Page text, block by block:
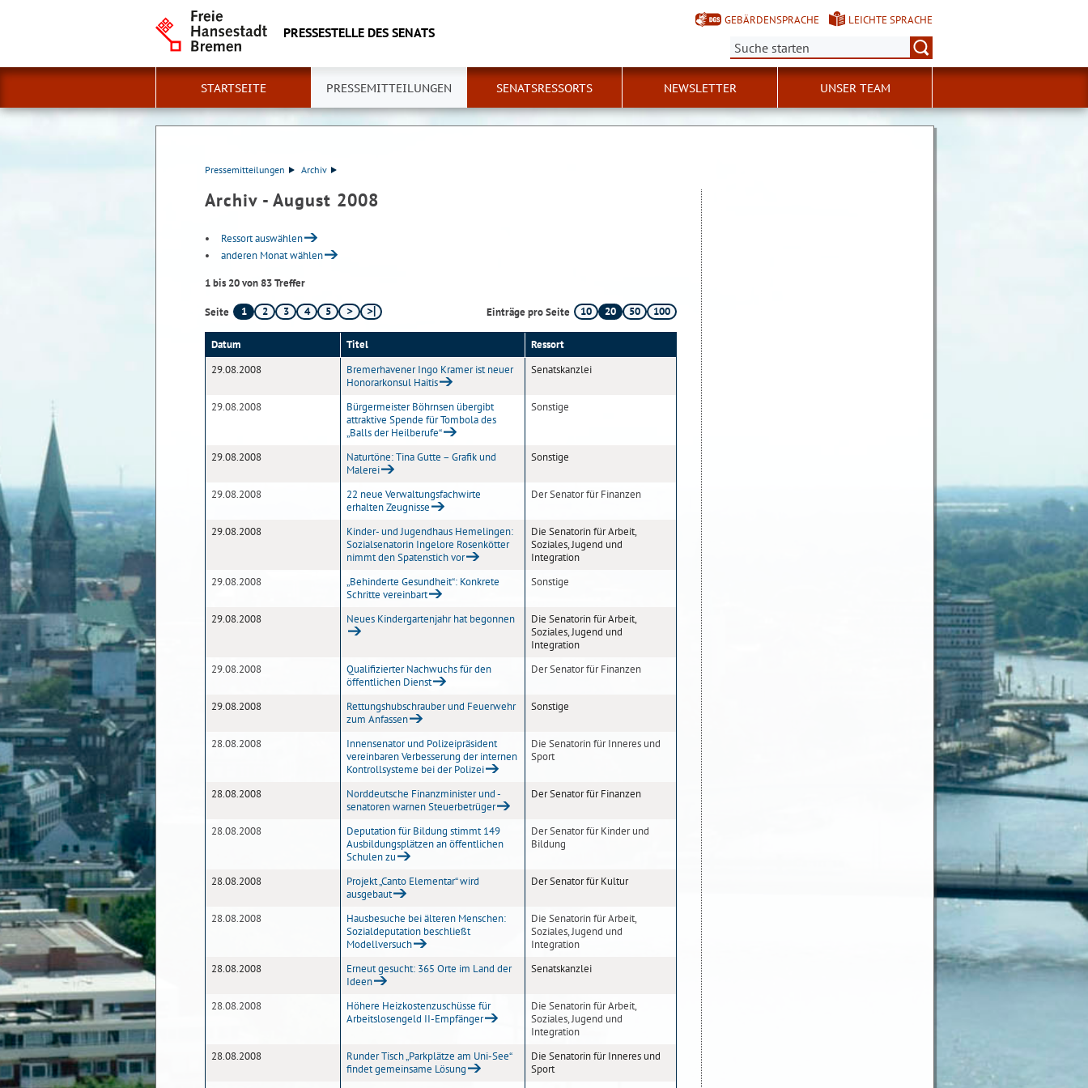
PRESSESTELLE DES SENATS
GEBÄRDENSPRACHE
LEICHTE SPRACHE
Suche:
STARTSEITE PRESSEMITTEILUNGEN SENATSRESSORTS NEWSLETTER UNSER TEAM
Pressemitteilungen Archiv
Archiv - August 2008
Ressort auswählen
anderen Monat wählen
1 bis 20 von 83 Treffer
Seite 1 2 3 4 5 Einträge pro Seite 10 20 50 100
Datum Titel
Ressort
29.08.2008
Bremerhavener Ingo Kramer ist neuer
Honorarkonsul Haitis
Senatskanzlei
29.08.2008
Bürgermeister Böhrnsen übergibt
attraktive Spende für Tombola des
„Balls der Heilberufe“
Sonstige
29.08.2008
Naturtöne: Tina Gutte – Grafik und
Malerei
Sonstige
29.08.2008
22 neue Verwaltungsfachwirte
erhalten Zeugnisse
Der Senator für Finanzen
29.08.2008
Kinder- und Jugendhaus Hemelingen:
Sozialsenatorin Ingelore Rosenkötter
nimmt den Spatenstich vor
Die Senatorin für Arbeit,
Soziales, Jugend und
Integration
29.08.2008
„Behinderte Gesundheit“: Konkrete
Schritte vereinbart
Sonstige
29.08.2008 Neues Kindergartenjahr hat begonnen
Die Senatorin für Arbeit,
Soziales, Jugend und
Integration
29.08.2008
Qualifizierter Nachwuchs für den
öffentlichen Dienst
Der Senator für Finanzen
29.08.2008
Rettungshubschrauber und Feuerwehr
zum Anfassen
Sonstige
28.08.2008
Innensenator und Polizeipräsident
vereinbaren Verbesserung der internen
Kontrollsysteme bei der Polizei
Die Senatorin für Inneres und
Sport
28.08.2008
Norddeutsche Finanzminister und -
senatoren warnen Steuerbetrüger
Der Senator für Finanzen
28.08.2008
Deputation für Bildung stimmt 149
Ausbildungsplätzen an öffentlichen
Schulen zu
Der Senator für Kinder und
Bildung
28.08.2008
Projekt „Canto Elementar“ wird
ausgebaut
Der Senator für Kultur
28.08.2008
Hausbesuche bei älteren Menschen:
Sozialdeputation beschließt
Modellversuch
Die Senatorin für Arbeit,
Soziales, Jugend und
Integration
28.08.2008
Erneut gesucht: 365 Orte im Land der
Ideen
Senatskanzlei
28.08.2008
Höhere Heizkostenzuschüsse für
Arbeitslosengeld II-Empfänger
Die Senatorin für Arbeit,
Soziales, Jugend und
Integration
28.08.2008
Runder Tisch „Parkplätze am Uni-See“
findet gemeinsame Lösung
Die Senatorin für Inneres und
Sport